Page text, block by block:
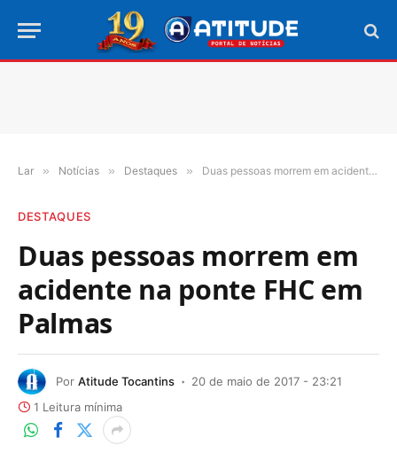
Lar » Notícias » Destaques » Duas pessoas morrem em acidente na ponte FHC em Palmas
DESTAQUES
Duas pessoas morrem em
acidente na ponte FHC em
Palmas
Por Atitude Tocantins
20 de maio de 2017 - 23:21
1 Leitura mínima